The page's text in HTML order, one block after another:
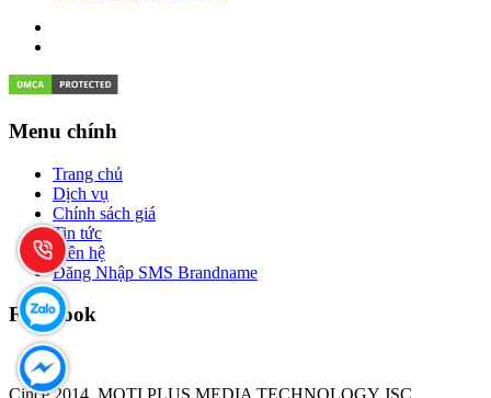
Menu chính
Trang chủ
Dịch vụ
Chính sách giá
Tin tức
Liên hệ
Đăng Nhập SMS Brandname
Facebook